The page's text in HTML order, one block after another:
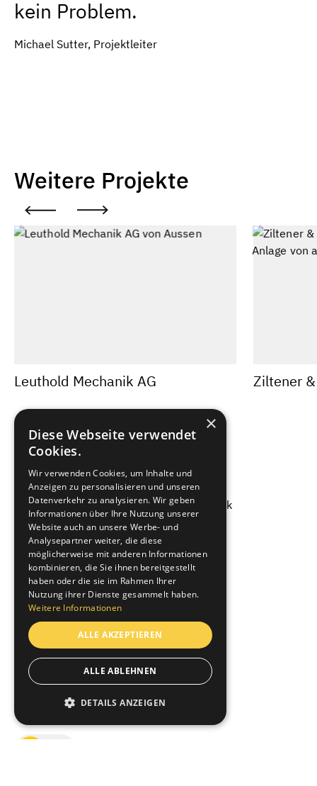
kein Problem.
Michael Sutter, Projektleiter
Weitere Projekte
Leuthold Mechanik AG Ziltener
Brupbacher Gatti AG
Moosacherstrasse 4
8820 Wädenswil
+41 44 782 61 11
info@brupbacher-gatti.ch
Brupbacher Gatti AG
Seestrasse 201
8810 Horgen
info@brupbacher-gatti.ch
×
Diese Webseite verwendet
Cookies.
Wir verwenden Cookies, um Inhalte und
Anzeigen zu personalisieren und unseren
Datenverkehr zu analysieren. Wir geben
Informationen über Ihre Nutzung unserer
Website auch an unsere Werbe- und
Analysepartner weiter, die diese
möglicherweise mit anderen Informationen
kombinieren, die Sie ihnen bereitgestellt
haben oder die sie im Rahmen Ihrer
Nutzung ihrer Dienste gesammelt haben.
Weitere Informationen
ALLE AKZEPTIEREN
ALLE ABLEHNEN
DETAILS ANZEIGEN